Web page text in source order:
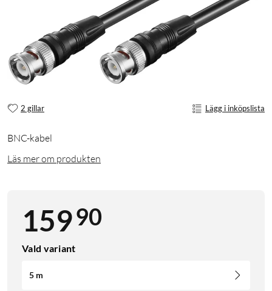
2 gillar Lägg i inköpslista
BNC-kabel
Läs mer om produkten
15990
Vald variant
5 m